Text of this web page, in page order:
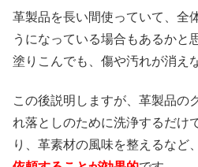
革製品を長い間使っていて、全
うになっている場合もあるかと
塗りこんでも、傷や汚れが消え
この後説明しますが、革製品の
れ落としのために洗浄するだけ
り、革素材の風味を整えるなど、